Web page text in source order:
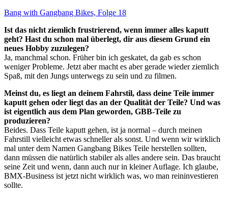
Bang with Gangbang Bikes, Folge 18
Ist das nicht ziemlich frustrierend, wenn immer alles kaputt
geht? Hast du schon mal überlegt, dir aus diesem Grund ein
neues Hobby zuzulegen?
Ja, manchmal schon. Früher bin ich geskatet, da gab es schon
weniger Probleme. Jetzt aber macht es aber gerade wieder ziemlich
Spaß, mit den Jungs unterwegs zu sein und zu filmen.
Meinst du, es liegt an deinem Fahrstil, dass deine Teile immer
kaputt gehen oder liegt das an der Qualität der Teile? Und was
ist eigentlich aus dem Plan geworden, GBB-Teile zu
produzieren?
Beides. Dass Teile kaputt gehen, ist ja normal – durch meinen
Fahrstill vielleicht etwas schneller als sonst. Und wenn wir wirklich
mal unter dem Namen Gangbang Bikes Teile herstellen sollten,
dann müssen die natürlich stabiler als alles andere sein. Das braucht
seine Zeit und wenn, dann auch nur in kleiner Auflage. Ich glaube,
BMX-Business ist jetzt nicht wirklich was, wo man reininvestieren
sollte.